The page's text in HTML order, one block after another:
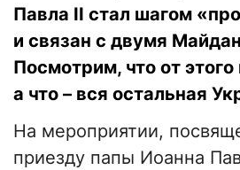
Павла II стал шагом
и связан с двумя
Посмотрим, что от
а что – вся остальная
На мероприятии,
приезду папы Иоанна